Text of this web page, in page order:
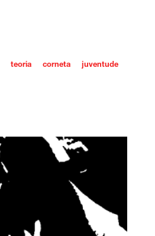
teoria corneta juventude